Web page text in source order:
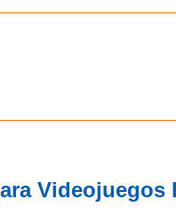
Videojuegos